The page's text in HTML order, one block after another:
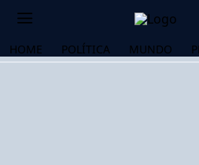
HOME POLÍTICA MUNDO